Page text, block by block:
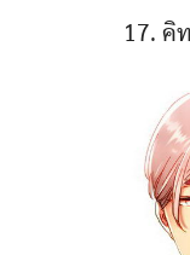
17. คิ